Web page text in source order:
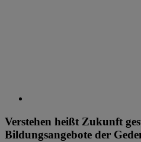
Verstehen heißt Zukunft
Bildungsangebote der